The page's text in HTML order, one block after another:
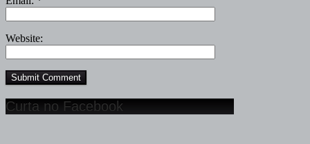
Website:
Curta no Facebook